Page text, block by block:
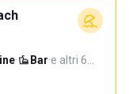
· Bar·e altri 6…